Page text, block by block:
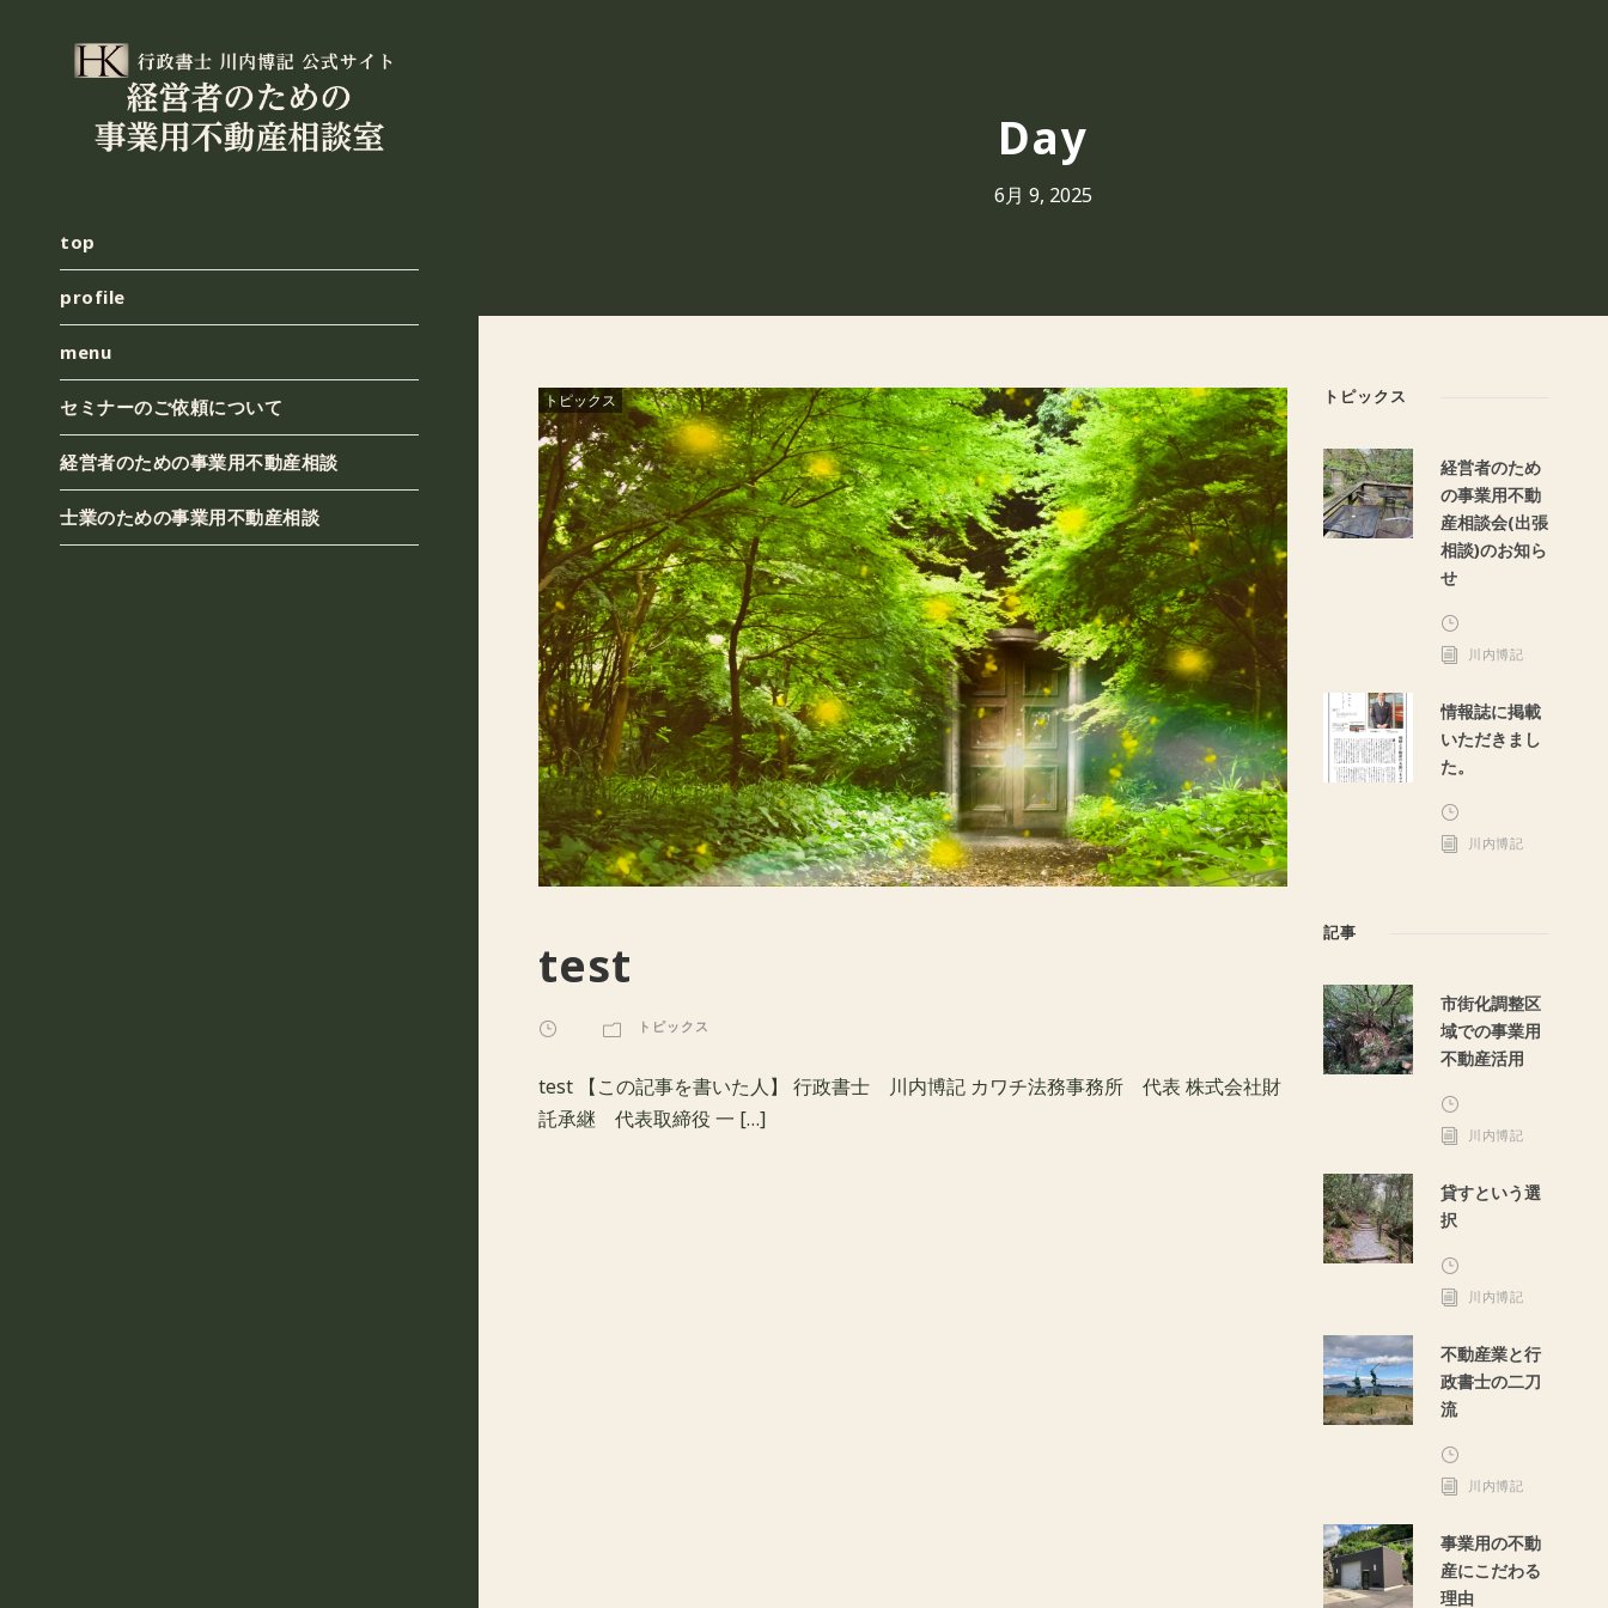
top
profile
menu
セミナーのご依頼について
経営者のための事業用不動産相談
士業のための事業用不動産相談
Day
6月 9, 2025
トピックス
test
トピックス
test 【この記事を書いた人】 行政書士 川内博記 カワチ法務事務所 代表 株式会社財
託承継 代表取締役 一 […]
トピックス
経営者のため
の事業用不動
産相談会(出張
相談)のお知ら
せ
川内博記
情報誌に掲載
いただきまし
た。
川内博記
記事
市街化調整区
域での事業用
不動産活用
川内博記
貸すという選
択
川内博記
不動産業と行
政書士の二刀
流
川内博記
事業用の不動
産にこだわる
理由